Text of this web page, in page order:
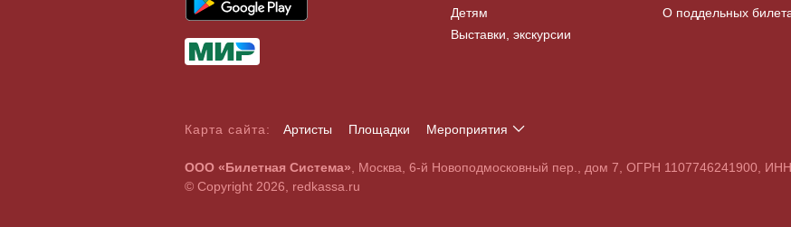
Детям
Выставки, экскурсии
О поддельных
Карта сайта: Артисты Площадки
Мероприятия
A B C D E F G H I J K L M N O P Q R S T U V W X Y Z
0 1 2 3 4 5 6 7 8 9
ООО «Билетная Система» , Москва, 6-й Новоподмосковный пер., дом 7, ОГРН 1107746241900,
© Copyright 2026, redkassa.ru